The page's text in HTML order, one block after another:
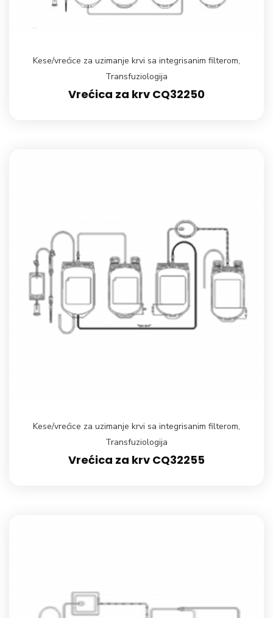
Kese/vrećice za uzimanje krvi sa integrisanim filterom,
Transfuziologija
Vrećica za krv CQ32250
Kese/vrećice za uzimanje krvi sa integrisanim filterom,
Transfuziologija
Vrećica za krv CQ32255